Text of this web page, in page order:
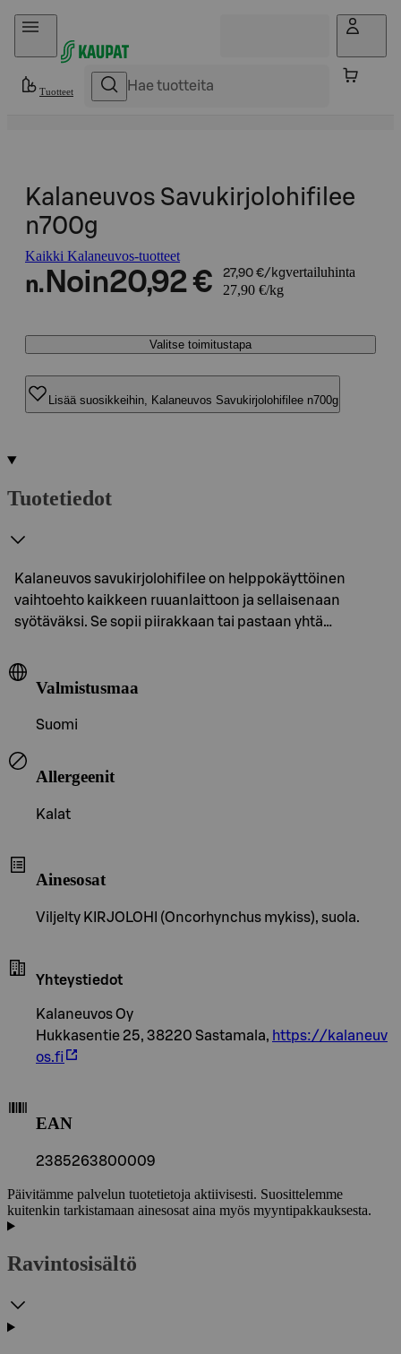
Hyppää sisältöön
Tuotteet
Kalaneuvos Savukirjolohifilee
n700g
Kaikki Kalaneuvos-tuotteet
n. Noin20,92 € 27,90 €/kgvertailuhinta
27,90 €/kg
Valitse toimitustapa
Lisää suosikkeihin, Kalaneuvos Savukirjolohifilee n700g
Tuotetiedot
Kalaneuvos savukirjolohifilee on helppokäyttöinen
vaihtoehto kaikkeen ruuanlaittoon ja sellaisenaan
syötäväksi. Se sopii piirakkaan tai pastaan yhtä…
Valmistusmaa
Suomi
Allergeenit
Kalat
Ainesosat
Viljelty KIRJOLOHI (Oncorhynchus mykiss), suola.
Yhteystiedot
Kalaneuvos Oy
Hukkasentie 25, 38220 Sastamala, https://kalaneuv
os.fi
EAN
2385263800009
Päivitämme palvelun tuotetietoja aktiivisesti. Suosittelemme
kuitenkin tarkistamaan ainesosat aina myös myyntipakkauksesta.
Ravintosisältö